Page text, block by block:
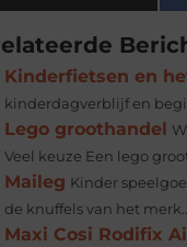
Kinderfietsen en
kinderdagverblijf en
Lego groothandel
Veel keuze Een lego
Maileg Kinder
de knuffels van het
Maxi Cosi Rodifix